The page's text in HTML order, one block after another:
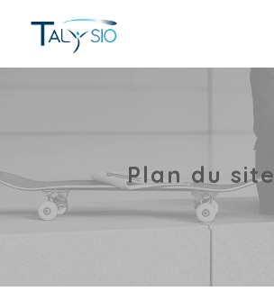
Espace candidat - Connexion
Mot de passe oublié ?
Plan du site